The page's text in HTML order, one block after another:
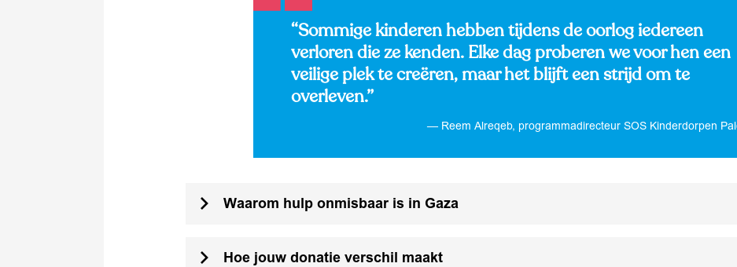
“Sommige kinderen hebben tijdens de oorlog iedereen
verloren die ze kenden. Elke dag proberen we voor hen een
veilige plek te creëren, maar het blijft een strijd om te
overleven.”
Reem Alreqeb, programmadirecteur SOS Kinderdorpen
Waarom hulp onmisbaar is in Gaza
Hoe jouw donatie verschil maakt